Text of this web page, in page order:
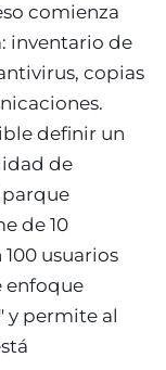
comienza
inventario de
copias
definir un
de
de 10
usuarios
enfoque
y permite al